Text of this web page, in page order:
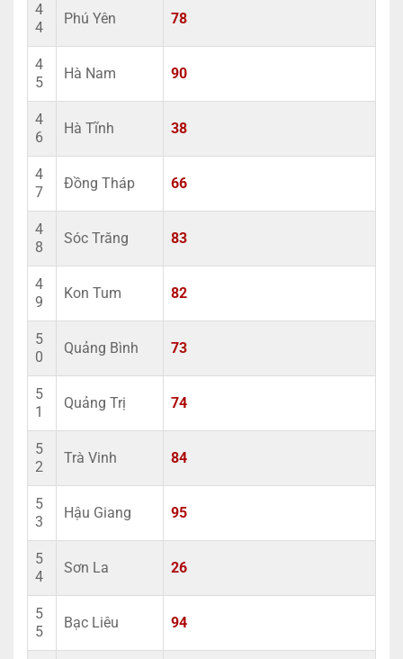
4
4
Phú Yên 78
4
5
Hà Nam 90
4
6
Hà Tĩnh 38
4
7
Đồng Tháp 66
4
8
Sóc Trăng 83
4
9
Kon Tum 82
5
0
Quảng Bình 73
5
1
Quảng Trị 74
5
2
Trà Vinh 84
5
3
Hậu Giang 95
5
4
Sơn La 26
5
5
Bạc Liêu 94